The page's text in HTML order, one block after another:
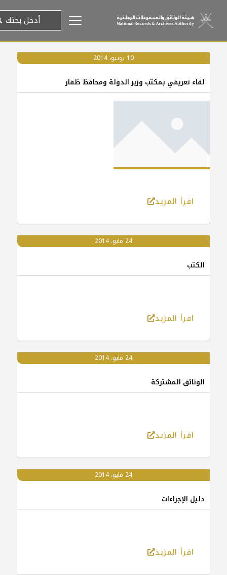
10 يونيو، 2014
لقاء تعريفي بمكتب وزير الدولة ومحافظ ظفار
اقرأ المزيد
24 مايو، 2014
الكتب
اقرأ المزيد
24 مايو، 2014
الوثائق المشتركة
اقرأ المزيد
24 مايو، 2014
دليل الإجراءات
اقرأ المزيد